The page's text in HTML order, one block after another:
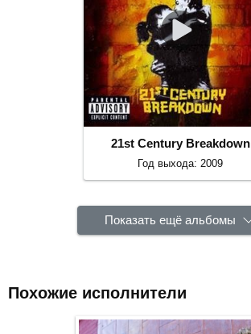
21st Century Breakdown
Год выхода: 2009
Показать ещё альбомы
Похожие исполнители